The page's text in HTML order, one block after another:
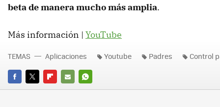
beta de manera mucho más amplia.
Más información | YouTube
FACEBOOK
TWITTERFLIPBOARD
E-
WHATSAPP
TEMAS Aplicaciones Youtube Padres Control